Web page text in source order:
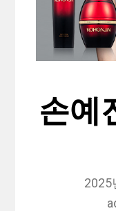
손예
2025